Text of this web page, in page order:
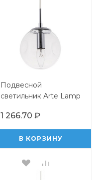
Подвесной
светильник Arte Lamp
1 266.70 ₽
В КОРЗИНУ